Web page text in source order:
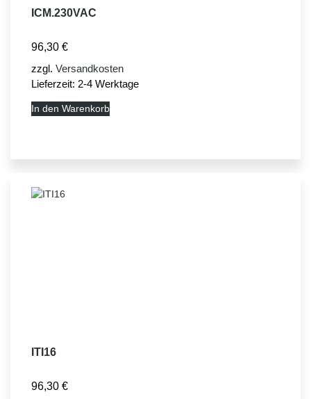
ICM.230VAC
96,30 €
zzgl. Versandkosten
Lieferzeit: 2-4 Werktage
In den Warenkorb
ITI16
96,30 €